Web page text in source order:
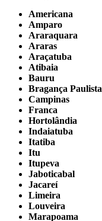
Americana
Amparo
Araraquara
Araras
Araçatuba
Atibaia
Bauru
Bragança Paulista
Campinas
Franca
Hortolândia
Indaiatuba
Itatiba
Itu
Itupeva
Jaboticabal
Jacareí
Limeira
Louveira
Marapoama